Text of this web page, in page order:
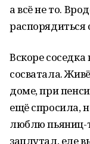
а всё не то.
распорядиться
Вскоре
сосватала.
доме, при
ещё спросила,
люблю пьяниц-
заплутал, еле